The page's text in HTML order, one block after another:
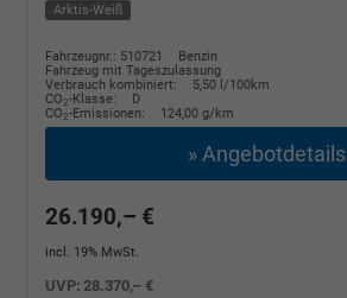
Arktis-Weiß
Fahrzeugnr.: 510721
Benzin
Fahrzeug mit Tageszulassung
Verbrauch kombiniert:
5,50 l/100km
CO2-Klasse:
D
CO2-Emissionen: 124,00 g/km
» Angebotdetails
26.190,– €
incl. 19% MwSt.
UVP:28.370,– €